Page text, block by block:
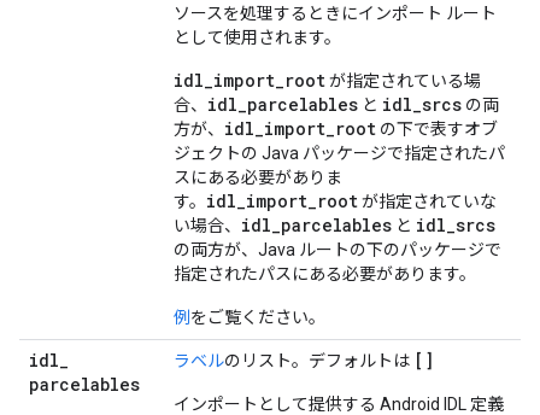
ソースを処理するときにインポート ルート
として使用されます。
idl_import_rootが指定されている場
合、 idl_parcelables と idl_srcs の両
方が、 idl_import_root の下で表すオブ
ジェクトの Java パッケージで指定されたパ
スにある必要がありま
す。 idl_import_rootが指定されていな
い場合、 idl_parcelables と idl_srcs
の両方が、Java ルートの下のパッケージで
指定されたパスにある必要があります。
例 をご覧ください。
idl_
parcelables
ラベルのリスト。デフォルトは []
インポートとして提供する Android IDL 定義